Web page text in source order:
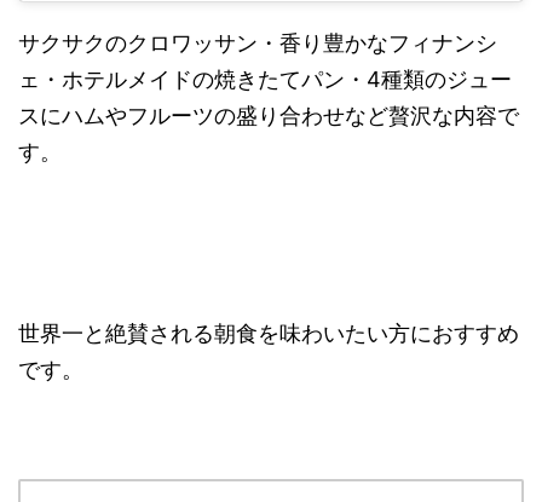
サクサクのクロワッサン・香り豊かなフィナンシ
ェ・ホテルメイドの焼きたてパン・4種類のジュー
スにハムやフルーツの盛り合わせなど贅沢な内容で
す。
世界一と絶賛される朝食を味わいたい方におすすめ
です。